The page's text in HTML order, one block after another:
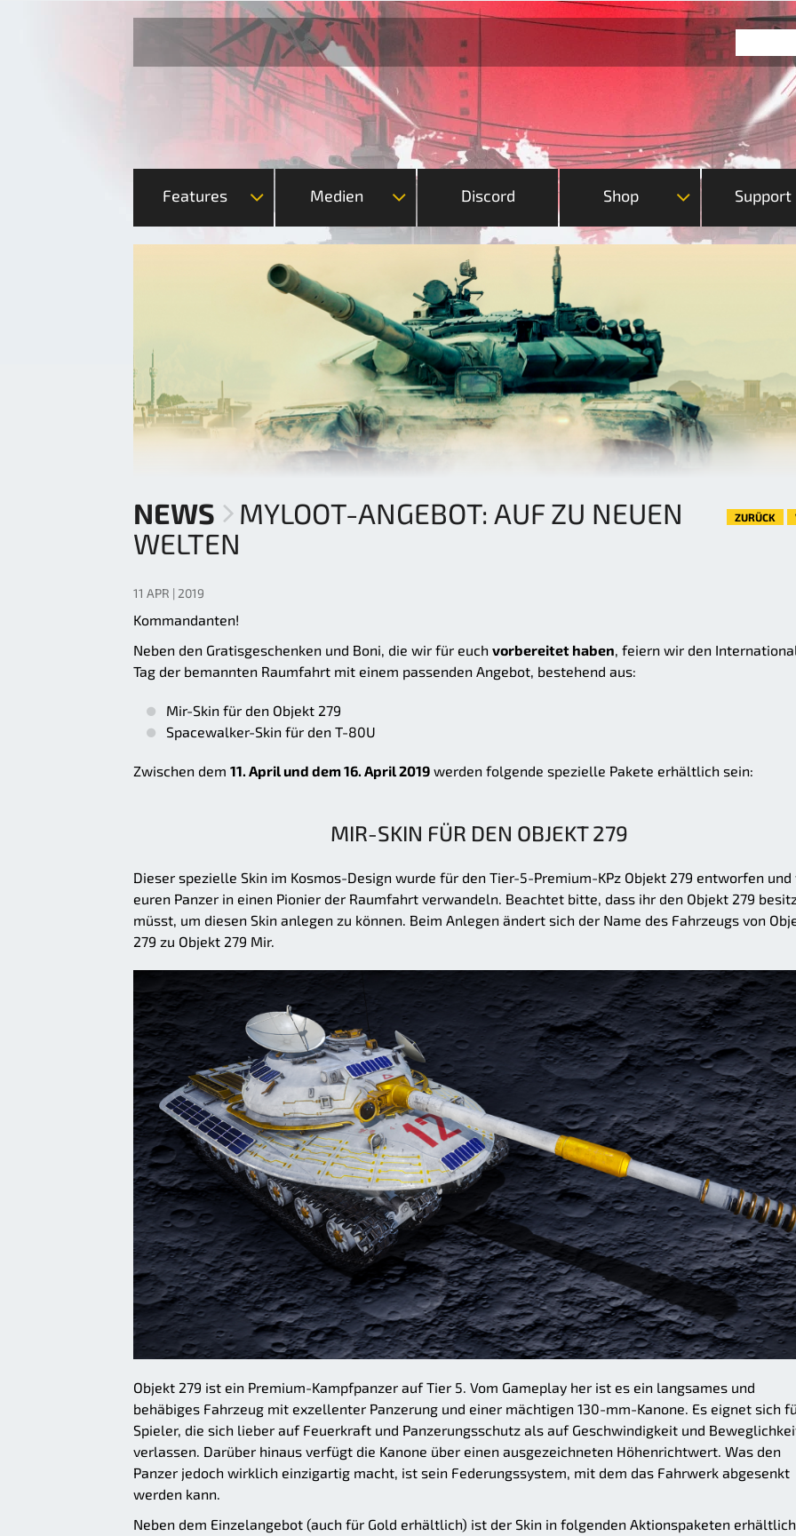
Features Medien Discord Shop Support
NEWS
MYLOOT-ANGEBOT: AUF ZU NEUEN
WELTEN
ZURÜCK
11 APR | 2019
Kommandanten!
Neben den Gratisgeschenken und Boni, die wir für euch vorbereitet haben, feiern wir den
Tag der bemannten Raumfahrt mit einem passenden Angebot, bestehend aus:
Mir-Skin für den Objekt 279
Spacewalker-Skin für den T-80U
Zwischen dem 11. April und dem 16. April 2019 werden folgende spezielle Pakete erhältlich sein:
MIR-SKIN FÜR DEN OBJEKT 279
Dieser spezielle Skin im Kosmos-Design wurde für den Tier-5-Premium-KPz Objekt 279 entworfen
euren Panzer in einen Pionier der Raumfahrt verwandeln. Beachtet bitte, dass ihr den Objekt 279
müsst, um diesen Skin anlegen zu können. Beim Anlegen ändert sich der Name des Fahrzeugs von
279 zu Objekt 279 Mir.
Objekt 279 ist ein Premium-Kampfpanzer auf Tier 5. Vom Gameplay her ist es ein langsames und
behäbiges Fahrzeug mit exzellenter Panzerung und einer mächtigen 130-mm-Kanone. Es eignet sich
Spieler, die sich lieber auf Feuerkraft und Panzerungsschutz als auf Geschwindigkeit und
verlassen. Darüber hinaus verfügt die Kanone über einen ausgezeichneten Höhenrichtwert. Was den
Panzer jedoch wirklich einzigartig macht, ist sein Federungssystem, mit dem das Fahrwerk abgesenkt
werden kann.
Neben dem Einzelangebot (auch für Gold erhältlich) ist der Skin in folgenden Aktionspaketen